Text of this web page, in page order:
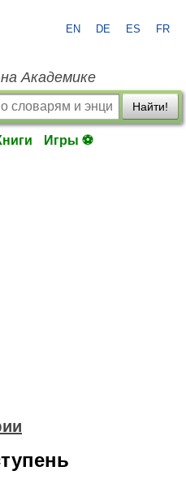
EN DE ES FR
Академике
Найти!
Игры ⚽